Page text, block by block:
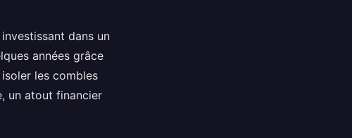
dans un
années grâce
les combles
un atout financier